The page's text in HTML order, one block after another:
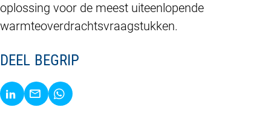
oplossing voor de meest uiteenlopende
warmteoverdrachtsvraagstukken.
DEEL BEGRIP